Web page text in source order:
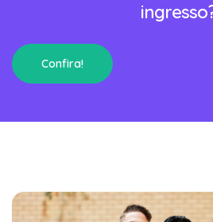
Confira!